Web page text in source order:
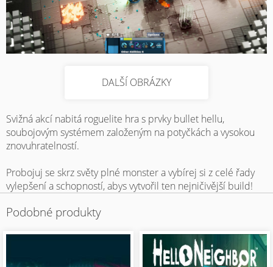
DALŠÍ OBRÁZKY
Svižná akcí nabitá roguelite hra s prvky bullet hellu,
soubojovým systémem založeným na potyčkách a vysokou
znovuhratelností.
Probojuj se skrz světy plné monster a vybírej si z celé řady
vylepšení a schopností, abys vytvořil ten nejničivější build!
Podobné produkty